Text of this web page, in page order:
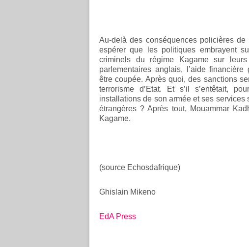
Au-delà des conséquences policières
espérer que les politiques embrayent
criminels du régime Kagame sur
parlementaires anglais, l’aide
être coupée. Après quoi, des sanctions
terrorisme d’Etat. Et s’il s’entêtait,
installations de son armée et ses
étrangères ? Après tout, Mouammar
Kagame.
(source Echosdafrique)
Ghislain Mikeno
EdA Press